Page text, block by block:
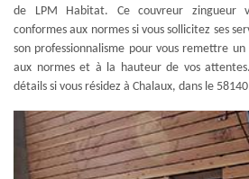
de LPM Habitat. Ce couvreur zingueur
conformes aux normes si vous sollicitez ses
son professionnalisme pour vous remettre
aux normes et à la hauteur de vos
détails si vous résidez à Chalaux, dans le